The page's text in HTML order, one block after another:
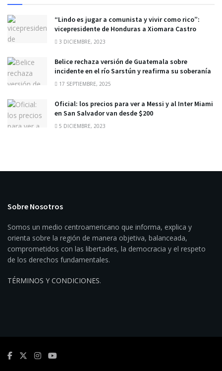
“Lindo es jugar a comunista y vivir como rico”:
vicepresidente de Honduras a Xiomara Castro
3 DICIEMBRE, 2023
Belice rechaza versión de Guatemala sobre
incidente en el río Sarstún y reafirma su soberanía
17 SEPTIEMBRE, 2025
Oficial: los precios para ver a Messi y al Inter Miami
en San Salvador van desde $200
5 DICIEMBRE, 2023
Sobre Nosotros
Somos un medio centroamericano que informa, explica y
orienta sobre la región de manera objetiva, balanceada,
comprometidos con las libertades, la democracia y el respeto
de los derechos fundamentales.
TÉRMINOS Y CONDICIONES.